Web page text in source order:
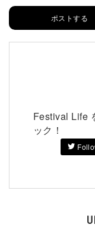
ポストする
Festival Life
ック！